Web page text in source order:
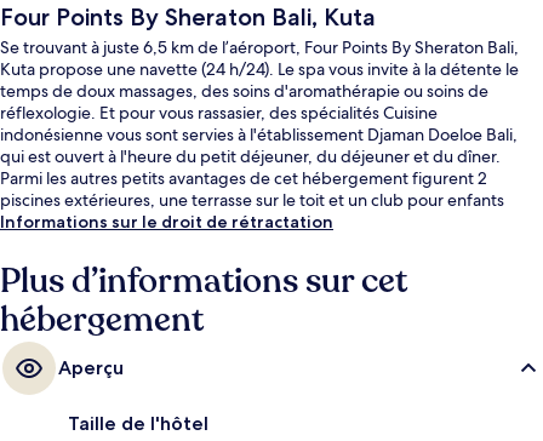
Four Points By Sheraton Bali, Kuta
Se trouvant à juste 6,5 km de l’aéroport, Four Points By Sheraton Bali,
Kuta propose une navette (24 h/24). Le spa vous invite à la détente le
temps de doux massages, des soins d'aromathérapie ou soins de
réflexologie. Et pour vous rassasier, des spécialités Cuisine
indonésienne vous sont servies à l'établissement Djaman Doeloe Bali,
qui est ouvert à l'heure du petit déjeuner, du déjeuner et du dîner.
Parmi les autres petits avantages de cet hébergement figurent 2
piscines extérieures, une terrasse sur le toit et un club pour enfants
(gratuit). Les autres voyageurs sont enchantés par le personnel
Informations sur le droit de rétractation
Plus d’informations sur cet
hébergement
Aperçu
Taille de l'hôtel